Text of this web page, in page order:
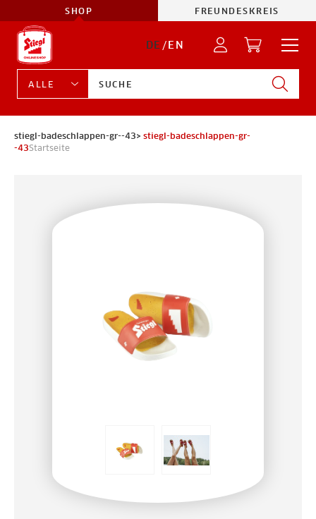
SHOP FREUNDESKREIS
DE/EN
stiegl-badeschlappen-gr--43> stiegl-badeschlappen-gr-
-43Startseite